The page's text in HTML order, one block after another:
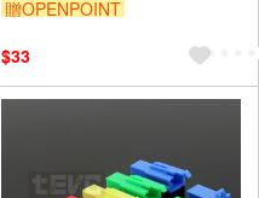
贈OPENPOINT
$33